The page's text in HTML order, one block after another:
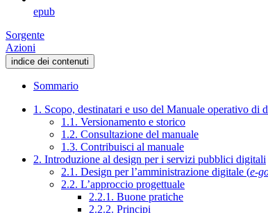
epub
Sorgente
Azioni
indice dei contenuti
Sommario
1. Scopo, destinatari e uso del Manuale operativo di
1.1. Versionamento e storico
1.2. Consultazione del manuale
1.3. Contribuisci al manuale
2. Introduzione al design per i servizi pubblici digitali
2.1. Design per l’amministrazione digitale (e-
2.2. L’approccio progettuale
2.2.1. Buone pratiche
2.2.2. Principi